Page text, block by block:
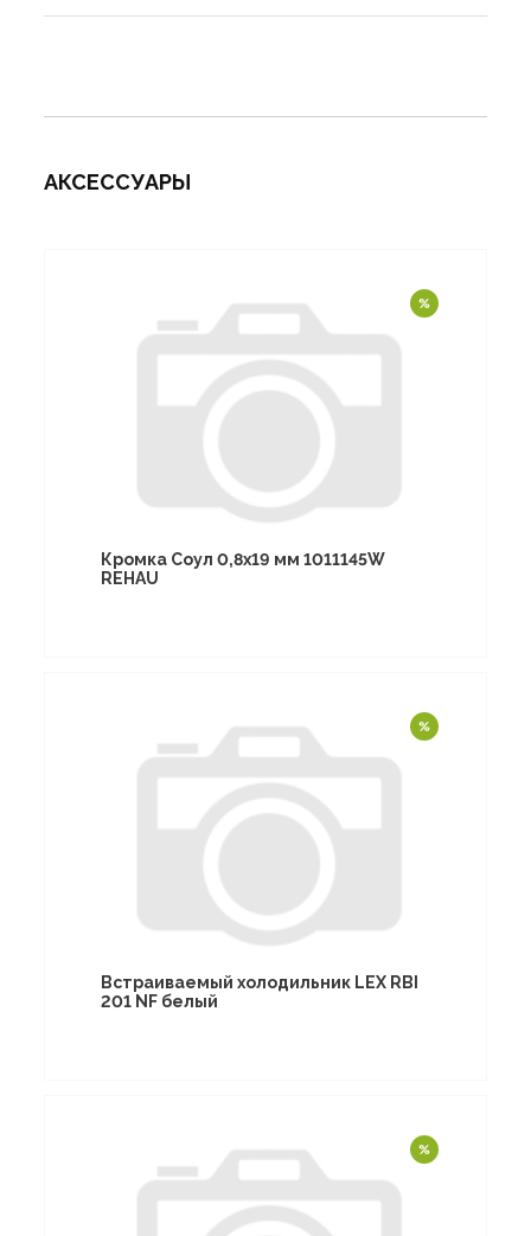
АКСЕССУАРЫ
Кромка Соул 0,8х19 мм 1011145W
REHAU
Встраиваемый холодильник LEX RBI
201 NF белый